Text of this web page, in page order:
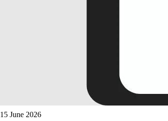
15 June 2026